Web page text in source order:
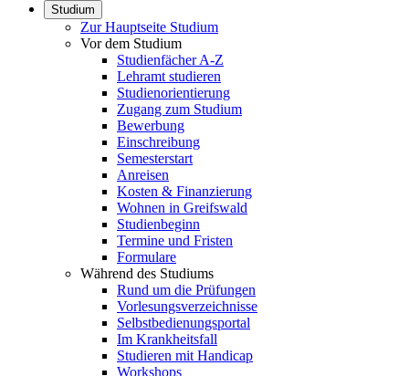
Studium
Zur Hauptseite Studium
Vor dem Studium
Studienfächer A-Z
Lehramt studieren
Studienorientierung
Zugang zum Studium
Bewerbung
Einschreibung
Semesterstart
Anreisen
Kosten & Finanzierung
Wohnen in Greifswald
Studienbeginn
Termine und Fristen
Formulare
Während des Studiums
Rund um die Prüfungen
Vorlesungsverzeichnisse
Selbstbedienungsportal
Im Krankheitsfall
Studieren mit Handicap
Workshops